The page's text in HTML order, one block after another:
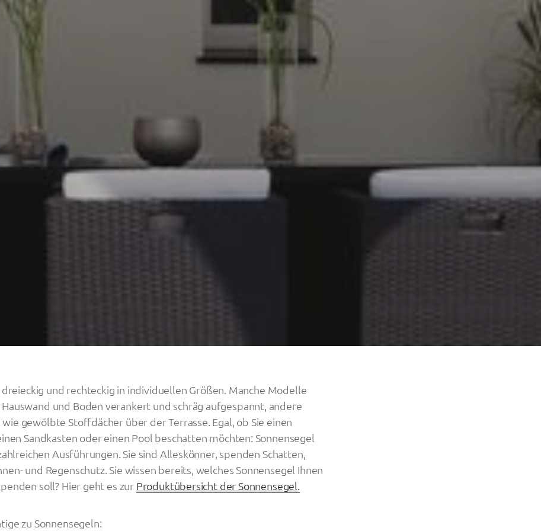
dreieckig und rechteckig in individuellen Größen. Manche Modelle
und Boden verankert und schräg aufgespannt, andere
gewölbte Stoffdächer über der Terrasse. Egal, ob Sie einen
Sandkasten oder einen Pool beschatten möchten: Sonnensegel
Ausführungen. Sie sind Alleskönner, spenden Schatten,
und Regenschutz. Sie wissen bereits, welches Sonnensegel Ihnen
soll? Hier geht es zur Produktübersicht der Sonnensegel.
zu Sonnensegeln: